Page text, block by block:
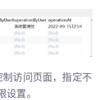
制访问页面，指定不
置。